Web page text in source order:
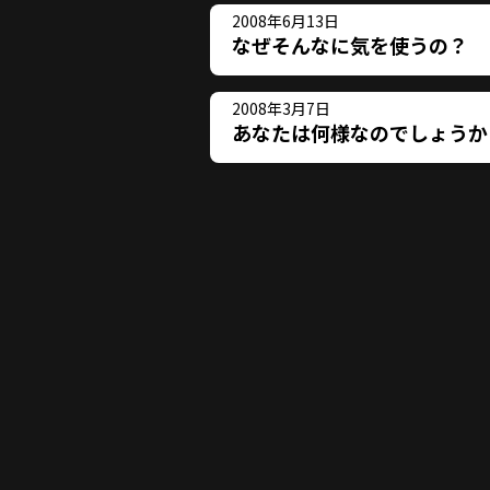
2008年6月13日
なぜそんなに気を使うの？
2008年3月7日
あなたは何様なのでしょうか